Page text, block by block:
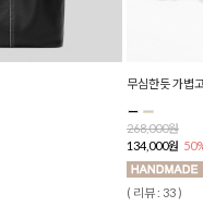
무심한듯 가볍
268,000원
134,000원
( 리뷰 : 33 )